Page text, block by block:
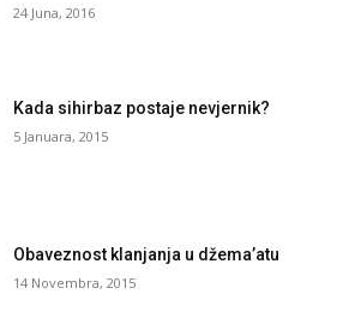
24 Juna, 2016
Kada sihirbaz postaje nevjernik?
5 Januara, 2015
Obaveznost klanjanja u džema’atu
14 Novembra, 2015